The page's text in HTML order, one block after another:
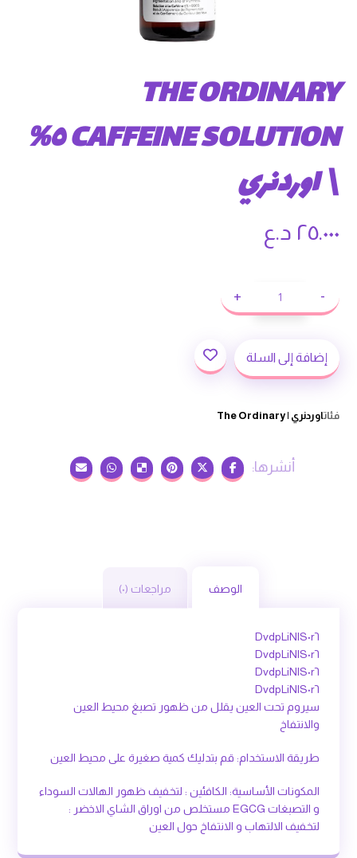
THE ORDINARY
CAFFEINE SOLUTION ٥%‏
\ اوردنري
٢٥.٠٠٠ د.ع
-
+
إضافة إلى السلة
فئاتاوردنري | The Ordinary
الوصف مراجعات (٠)
DvdpLiNlS٠r٦
DvdpLiNlS٠r٦
DvdpLiNlS٠r٦
DvdpLiNlS٠r٦
سيروم تحت العين يقلل من ظهور تصبغ محيط العين
والانتفاخ
طريقة الاستخدام: قم بتدليك كمية صغيرة على محيط العين
المكونات الأساسية: الكافئين : لتخفيف ظهور الهالات السوداء
و التصبغات EGCG مستخلص من اوراق الشاي الاخضر :
لتخفيف الالتهاب و الانتفاخ حول العين